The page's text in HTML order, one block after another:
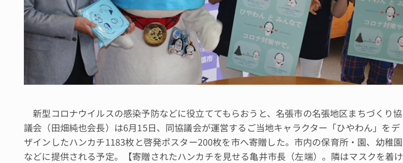
新型コロナウイルスの感染予防などに役立ててもらおうと、名張市の名張地区まちづくり協
議会（田畑純也会長）は6月15日、同協議会が運営するご当地キャラクター「ひやわん」をデ
ザインしたハンカチ1183枚と啓発ポスター200枚を市へ寄贈した。市内の保育所・園、幼稚園
などに提供される予定。【寄贈されたハンカチを見せる亀井市長（左端）。隣はマスクを着け